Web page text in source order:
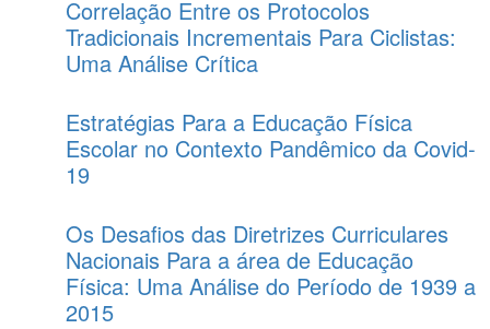
Correlação Entre os Protocolos
Tradicionais Incrementais Para Ciclistas:
Uma Análise Crítica
Estratégias Para a Educação Física
Escolar no Contexto Pandêmico da Covid-
19
Os Desafios das Diretrizes Curriculares
Nacionais Para a área de Educação
Física: Uma Análise do Período de 1939 a
2015